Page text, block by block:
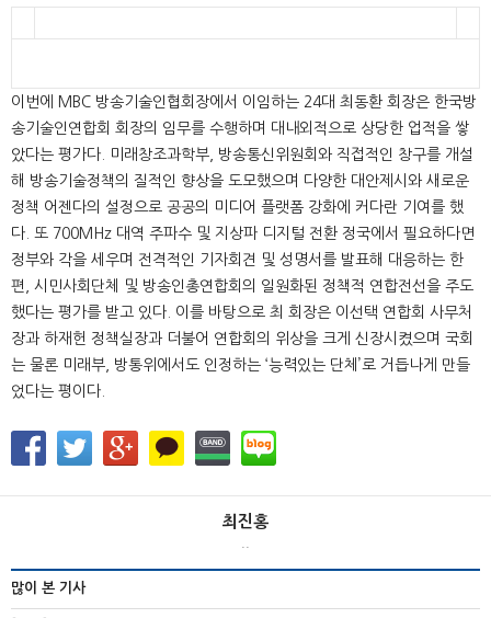
이번에 MBC 방송기술인협회장에서 이임하는 24대 최동환 회장은 한국방
송기술인연합회 회장의 임무를 수행하며 대내외적으로 상당한 업적을 쌓
았다는 평가다. 미래창조과학부, 방송통신위원회와 직접적인 창구를 개설
해 방송기술정책의 질적인 향상을 도모했으며 다양한 대안제시와 새로운
정책 어젠다의 설정으로 공공의 미디어 플랫폼 강화에 커다란 기여를 했
다. 또 700MHz 대역 주파수 및 지상파 디지털 전환 정국에서 필요하다면
정부와 각을 세우며 전격적인 기자회견 및 성명서를 발표해 대응하는 한
편, 시민사회단체 및 방송인총연합회의 일원화된 정책적 연합전선을 주도
했다는 평가를 받고 있다. 이를 바탕으로 최 회장은 이선택 연합회 사무처
장과 하재헌 정책실장과 더불어 연합회의 위상을 크게 신장시켰으며 국회
는 물론 미래부, 방통위에서도 인정하는 ‘능력있는 단체’로 거듭나게 만들
었다는 평이다.
최진홍
많이 본 기사